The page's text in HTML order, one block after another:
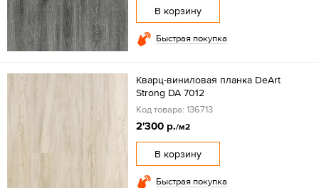
В корзину
Быстрая покупка
Кварц-виниловая планка DeArt
Strong DA 7012
Код товара: 136713
2'300 р./м2
В корзину
Быстрая покупка